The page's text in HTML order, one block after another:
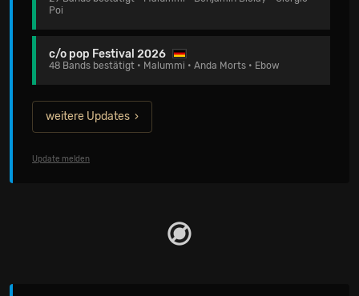
Poi
c/o pop Festival 2026
48 Bands bestätigt • Malummi • Anda Morts • Ebow
weitere Updates
Update melden